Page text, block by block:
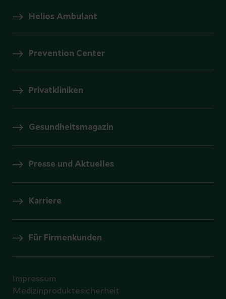
Helios Ambulant
Prevention Center
Privatkliniken
Gesundheitsmagazin
Presse und Aktuelles
Karriere
Für Firmenkunden
Impressum
Medizinproduktesicherheit